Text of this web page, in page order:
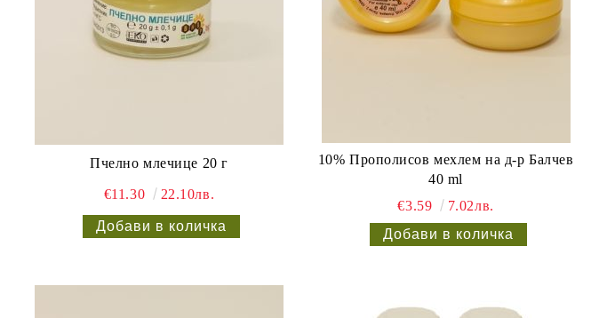
Пчелно млечице 20 г
€11.30 22.10лв.
10% Прополисов мехлем на д-р Балчев
40 ml
€3.59
7.02лв.